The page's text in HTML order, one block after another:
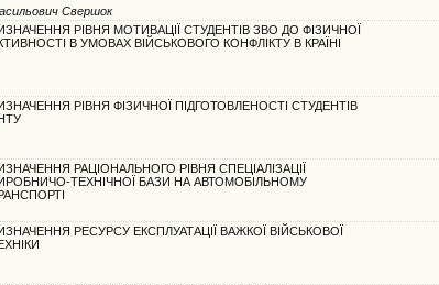
Свершок
РІВНЯ МОТИВАЦІЇ СТУДЕНТІВ ЗВО ДО ФІЗИЧНОЇ
В УМОВАХ ВІЙСЬКОВОГО КОНФЛІКТУ В КРАЇНІ
РІВНЯ ФІЗИЧНОЇ ПІДГОТОВЛЕНОСТІ СТУДЕНТІВ
РАЦІОНАЛЬНОГО РІВНЯ СПЕЦІАЛІЗАЦІЇ
ТЕХНІЧНОЇ БАЗИ НА АВТОМОБІЛЬНОМУ
РЕСУРСУ ЕКСПЛУАТАЦІЇ ВАЖКОЇ ВІЙСЬКОВОЇ